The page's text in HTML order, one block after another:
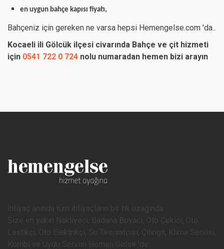
en uygun bahçe kapısı fiyatı,
Bahçeniz için gereken ne varsa hepsi Hemengelse.com 'da..
Kocaeli ili Gölcük ilçesi civarında Bahçe ve çit hizmeti
için 0541 722 0 724 nolu numaradan hemen bizi arayın